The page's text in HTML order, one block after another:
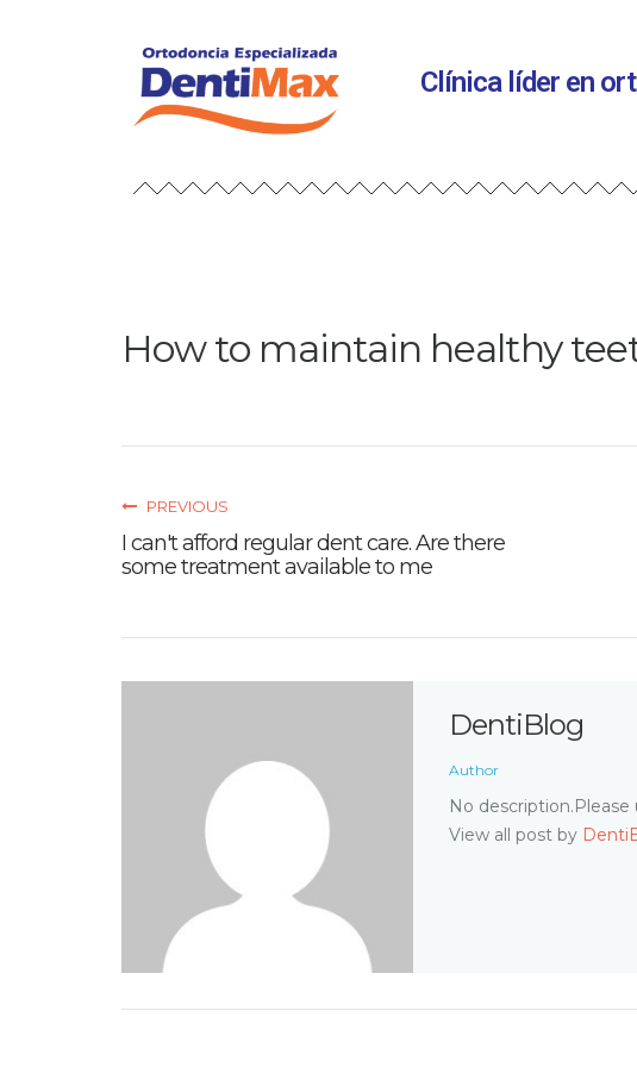
Clínica líder en
How to maintain healthy
PREVIOUS
I can't afford regular dent care. Are there
some treatment available to me
DentiBlog
Author
No
View all post by